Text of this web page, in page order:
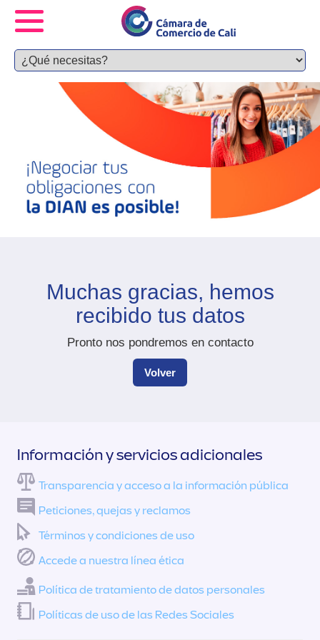
Muchas gracias, hemos
recibido tus datos
Pronto nos pondremos en contacto
Volver
Información y servicios adicionales
Transparencia y acceso a la información pública
Peticiones, quejas y reclamos
Términos y condiciones de uso
Accede a nuestra línea ética
Política de tratamiento de datos personales
Políticas de uso de las Redes Sociales